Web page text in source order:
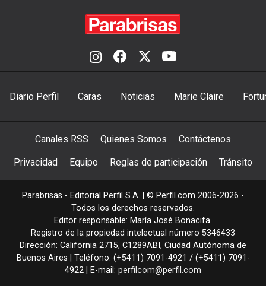
Diario Perfil Caras Noticias Marie Claire
Canales RSS Quienes Somos Contáctenos
Privacidad Equipo Reglas de participación Tránsito
Parabrisas - Editorial Perfil S.A. | © Perfil.com 2006-2026 -
Todos los derechos reservados.
Editor responsable: María José Bonacifa.
Registro de la propiedad intelectual número 5346433
Dirección: California 2715, C1289ABI , Ciudad Autónoma de
Buenos Aires | Teléfono: (+5411) 7091-4921 / (+5411) 7091-
4922 | E-mail: perfilcom@perfil.com